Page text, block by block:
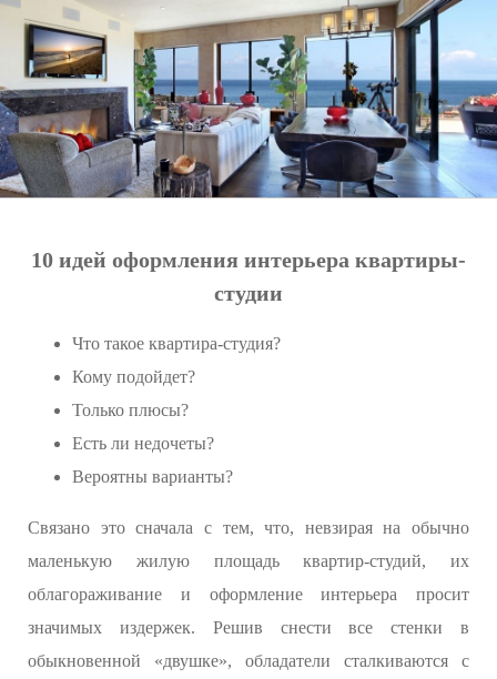
10 идей оформления интерьера квартиры-
студии
Что такое квартира-студия?
Кому подойдет?
Только плюсы?
Есть ли недочеты?
Вероятны варианты?
Связано это сначала с тем, что, невзирая на обычно
маленькую жилую площадь квартир-студий, их
облагораживание и оформление интерьера просит
значимых издержек. Решив снести все стенки в
обыкновенной «двушке», обладатели сталкиваются с